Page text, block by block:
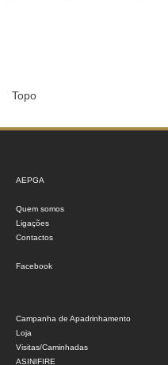
Topo
AEPGA
Quem somos
Ligações
Contactos
Facebook
Campanha de Apadrinhamento
Loja
Visitas/Caminhadas
ASINIFIRE